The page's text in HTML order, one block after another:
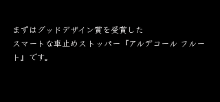
まずはグッドデザイン賞を受賞した
スマートな車止めストッパー『アルデコール フルー
ト』です。